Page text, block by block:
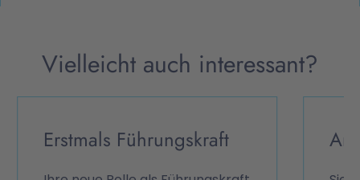
Vielleicht auch interessant?
Erstmals Führungskraft